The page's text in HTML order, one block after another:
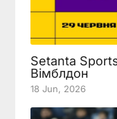
Setanta
Вімблдон
18 Jun, 2026